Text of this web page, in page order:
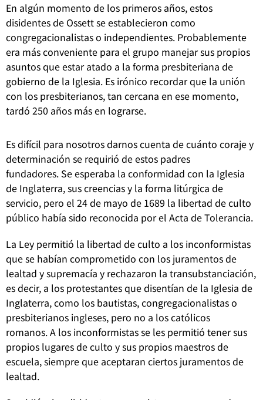
En algún momento de los primeros años, estos
disidentes de Ossett se establecieron como
congregacionalistas o independientes. Probablemente
era más conveniente para el grupo manejar sus propios
asuntos que estar atado a la forma presbiteriana de
gobierno de la Iglesia. Es irónico recordar que la unión
con los presbiterianos, tan cercana en ese momento,
tardó 250 años más en lograrse.
Es difícil para nosotros darnos cuenta de cuánto coraje y
determinación se requirió de estos padres
fundadores. Se esperaba la conformidad con la Iglesia
de Inglaterra, sus creencias y la forma litúrgica de
servicio, pero el 24 de mayo de 1689 la libertad de culto
público había sido reconocida por el Acta de Tolerancia.
La Ley permitió la libertad de culto a los inconformistas
que se habían comprometido con los juramentos de
lealtad y supremacía y rechazaron la transubstanciación,
es decir, a los protestantes que disentían de la Iglesia de
Inglaterra, como los bautistas, congregacionalistas o
presbiterianos ingleses, pero no a los católicos
romanos. A los inconformistas se les permitió tener sus
propios lugares de culto y sus propios maestros de
escuela, siempre que aceptaran ciertos juramentos de
lealtad.